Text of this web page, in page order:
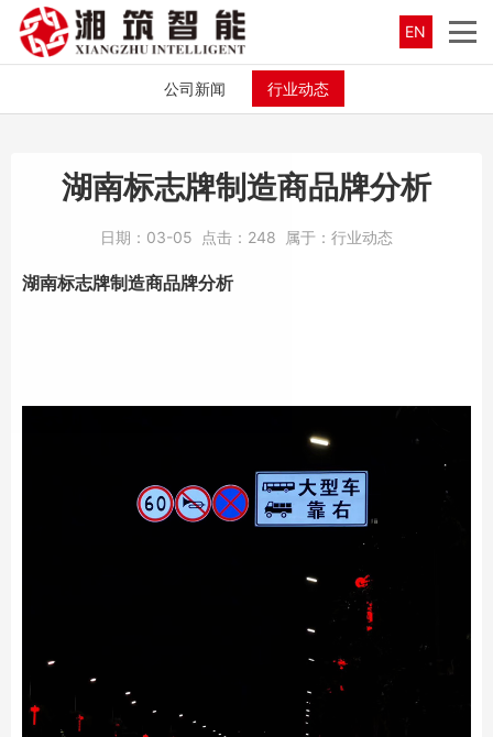
EN
公司新闻 行业动态
湖南标志牌制造商品牌分析
日期： 03-05 点击： 248 属于： 行业动态
湖南标志牌制造商品牌分析